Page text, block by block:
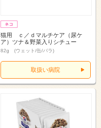
猫用 ｃ／ｄマルチケア（尿ケ
ア）ツナ＆野菜入りシチュー
82g (ウェット/缶/バラ)
取扱い病院